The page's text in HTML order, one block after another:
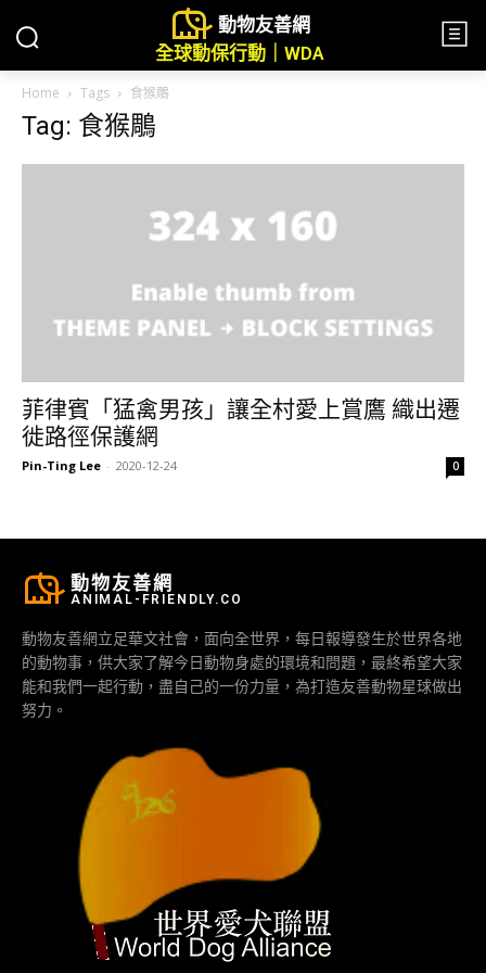
動物友善網
全球動保行動｜WDA
Home Tags 食猴鵰
Tag: 食猴鵰
菲律賓「猛禽男孩」讓全村愛上賞鷹 織出遷
徙路徑保護網
Pin-Ting Lee - 2020-12-24 0
動物友善網
ANIMAL-FRIENDLY.CO
動物友善網立足華文社會，面向全世界，每日報導發生於世界各地
的動物事，供大家了解今日動物身處的環境和問題，最終希望大家
能和我們一起行動，盡自己的一份力量，為打造友善動物星球做出
努力。